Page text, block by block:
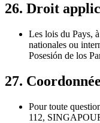
26. Droit
Les lois du Pays,
nationales ou
Posesión de los
27.
Pour toute
112,